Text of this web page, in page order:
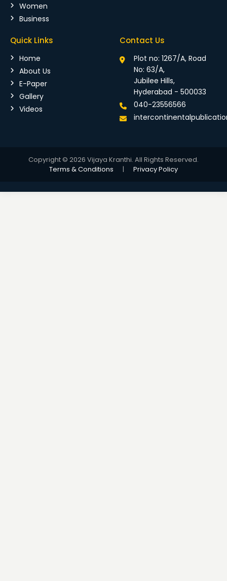
Women
Business
Quick Links
Home
About Us
E-Paper
Gallery
Videos
Contact Us
Plot no: 1267/A, Road
No: 63/A,
Jubilee Hills,
Hyderabad - 500033
040-23556566
Copyright © 2026 Vijaya Kranthi. All Rights Reserved.
Terms & Conditions
| Privacy Policy